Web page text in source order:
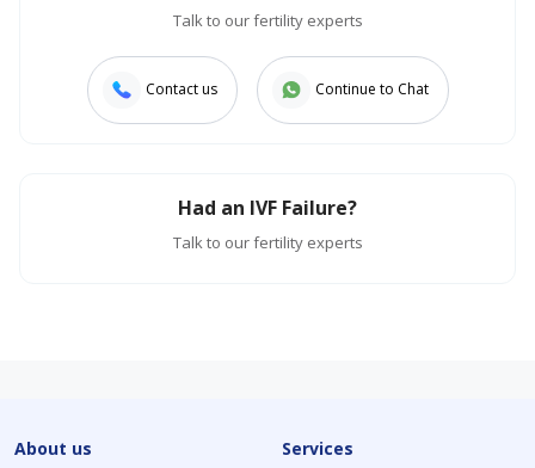
Talk to our fertility experts
Contact us Continue to Chat
Had an IVF Failure?
Talk to our fertility experts
About us Services